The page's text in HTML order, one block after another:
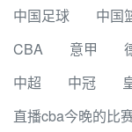
中国足球
中国
CBA
意甲
中超
中冠
直播cba今晚的比